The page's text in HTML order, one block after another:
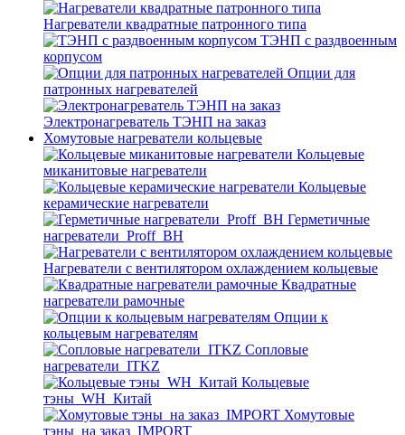
Нагреватели квадратные патронного типа
ТЭНП с раздвоенным
корпусом
Опции для
патронных нагревателей
Электронагреватель ТЭНП на заказ
Хомутовые нагреватели кольцевые
Кольцевые
миканитовые нагреватели
Кольцевые
керамические нагреватели
Герметичные
нагреватели_Proff_BH
Нагреватели с вентилятором охлаждением кольцевые
Квадратные
нагреватели рамочные
Опции к
кольцевым нагревателям
Cопловые
нагреватели_ITKZ
Кольцевые
тэны_WH_Китай
Хомутовые
тэны_на заказ_IMPORT